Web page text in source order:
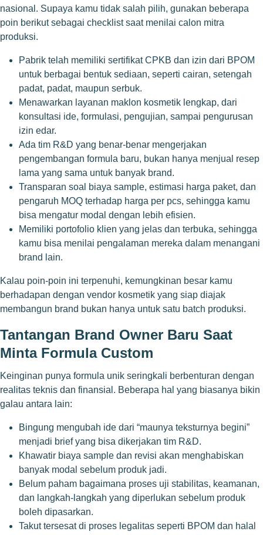
nasional. Supaya kamu tidak salah pilih, gunakan beberapa
poin berikut sebagai checklist saat menilai calon mitra
produksi.
Pabrik telah memiliki sertifikat CPKB dan izin dari BPOM
untuk berbagai bentuk sediaan, seperti cairan, setengah
padat, padat, maupun serbuk.
Menawarkan layanan maklon kosmetik lengkap, dari
konsultasi ide, formulasi, pengujian, sampai pengurusan
izin edar.
Ada tim R&D yang benar-benar mengerjakan
pengembangan formula baru, bukan hanya menjual resep
lama yang sama untuk banyak brand.
Transparan soal biaya sample, estimasi harga paket, dan
pengaruh MOQ terhadap harga per pcs, sehingga kamu
bisa mengatur modal dengan lebih efisien.
Memiliki portofolio klien yang jelas dan terbuka, sehingga
kamu bisa menilai pengalaman mereka dalam menangani
brand lain.
Kalau poin-poin ini terpenuhi, kemungkinan besar kamu
berhadapan dengan vendor kosmetik yang siap diajak
membangun brand bukan hanya untuk satu batch produksi.
Tantangan Brand Owner Baru Saat
Minta Formula Custom
Keinginan punya formula unik seringkali berbenturan dengan
realitas teknis dan finansial. Beberapa hal yang biasanya bikin
galau antara lain:
Bingung mengubah ide dari “maunya teksturnya begini”
menjadi brief yang bisa dikerjakan tim R&D.
Khawatir biaya sample dan revisi akan menghabiskan
banyak modal sebelum produk jadi.
Belum paham bagaimana proses uji stabilitas, keamanan,
dan langkah-langkah yang diperlukan sebelum produk
boleh dipasarkan.
Takut tersesat di proses legalitas seperti BPOM dan halal